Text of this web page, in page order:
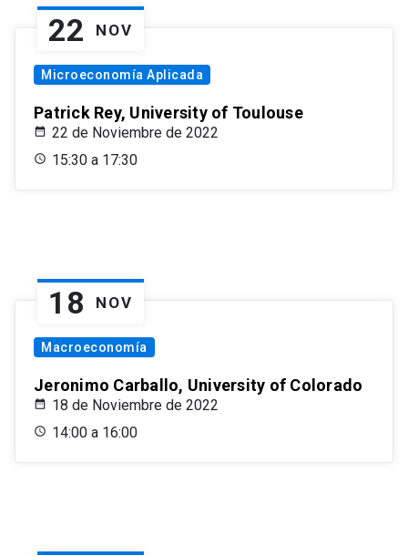
22 NOV
Microeconomía Aplicada
Patrick Rey, University of Toulouse
22 de Noviembre de 2022
15:30 a 17:30
18 NOV
Macroeconomía
Jeronimo Carballo, University of Colorado
18 de Noviembre de 2022
14:00 a 16:00